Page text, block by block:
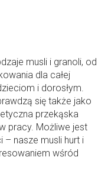
musli i granoli, od
dla całej
i dorosłym.
się także jako
przekąska
pracy. Możliwe jest
– nasze musli hurt i
wśród